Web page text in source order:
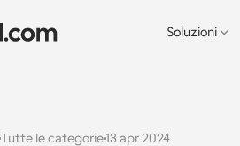
Soluzioni
Tutte le categorie13 apr 2024